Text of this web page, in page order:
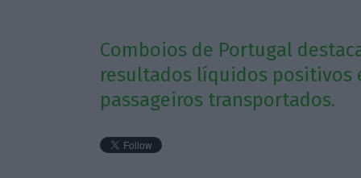
Comboios de Portugal
resultados líquidos positivos
passageiros transportados.